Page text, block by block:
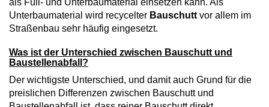
als Füll- und Unterbaumaterial einsetzen kann. Als
Unterbaumaterial wird recycelter Bauschutt vor allem im
Straßenbau sehr häufig eingesetzt.
Was ist der Unterschied zwischen Bauschutt und
Baustellenabfall?
Der wichtigste Unterschied, und damit auch Grund für die
preislichen Differenzen zwischen Bauschutt und